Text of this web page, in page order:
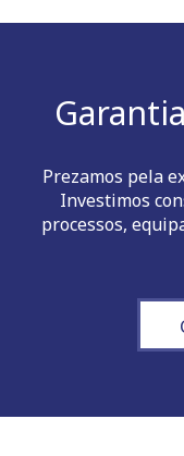
Prezamos pela
Investimos
processos,